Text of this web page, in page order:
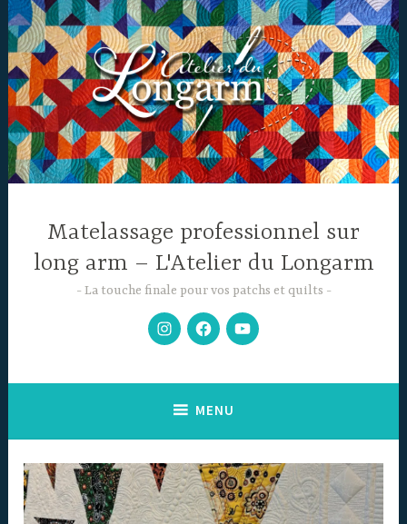
Accéder
au
contenu
principal
Matelassage professionnel sur
long arm – L'Atelier du Longarm
La touche finale pour vos patchs et quilts
Mon
Instagram
Facebook
Chaine
YouTube
MENU